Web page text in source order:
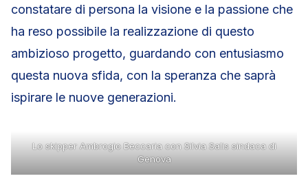
constatare di persona la visione e la passione che
ha reso possibile la realizzazione di questo
ambizioso progetto, guardando con entusiasmo
questa nuova sfida, con la speranza che saprà
ispirare le nuove generazioni.
Lo skipper Ambrogio Beccaria con Silvia Salis sindaca di
Genova